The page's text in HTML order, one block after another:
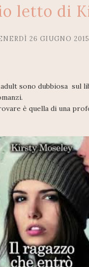
letto di
26 GIUGNO 2015
sono dubbiosa sul
è quella di una